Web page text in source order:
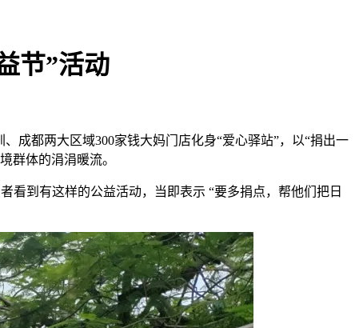
节”活动
成都两大区域300家钱大妈门店化身“爱心驿站”，以“捐出一
群体的涓涓暖流。
看到有这样的公益活动，当即表示 “要多捐点，帮他们把日